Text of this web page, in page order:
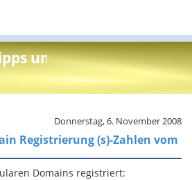
und Info
Donnerstag, 6. November 2008
Registrierung (s)-Zahlen vom
Domains registriert: